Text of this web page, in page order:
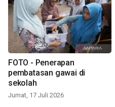
FOTO - Penerapan
pembatasan gawai di
sekolah
Jumat, 17 Juli 2026